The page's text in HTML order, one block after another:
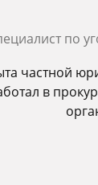
по
частной
в